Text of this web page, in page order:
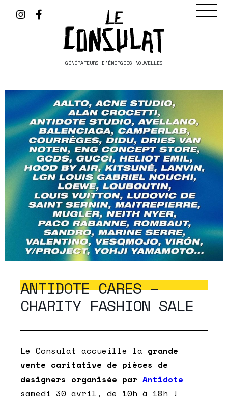
GÉNÉRATEURS D'ÉNERGIES NOUVELLES
ANTIDOTE CARES –
CHARITY FASHION SALE
Le Consulat accueille la grande
vente caritative de pièces de
designers organisée par Antidote
samedi 30 avril, de 10h à 18h !